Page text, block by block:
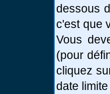
dessous
c'est que
Vous
(pour
cliquez
date